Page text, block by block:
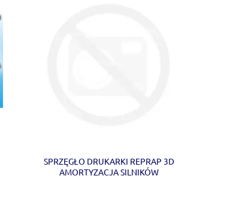
SPRZĘGŁO DRUKARKI REPRAP 3D
AMORTYZACJA SILNIKÓW